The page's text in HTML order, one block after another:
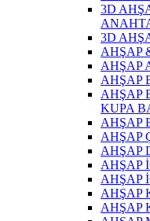
3D
3D
AHŞAP
AHŞAP
AHŞAP
AHŞAP
KUPA
AHŞAP
AHŞAP
AHŞAP
AHŞAP
AHŞAP
AHŞAP
AHŞAP